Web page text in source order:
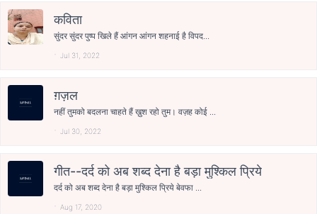
कविता
सुंदर सुंदर पुष्प खिले हैं आंगन आंगन शहनाई है विपद...
Jul 31, 2022
ग़ज़ल
नहीं तुमको बदलना चाहते हैं ख़ुश रहो तुम। वज़ह कोई ...
Jul 30, 2022
गीत--दर्द को अब शब्द देना है बड़ा मुश्किल प्रिये
दर्द को अब शब्द देना है बड़ा मुश्किल प्रिये बेवफा ...
Aug 17, 2020